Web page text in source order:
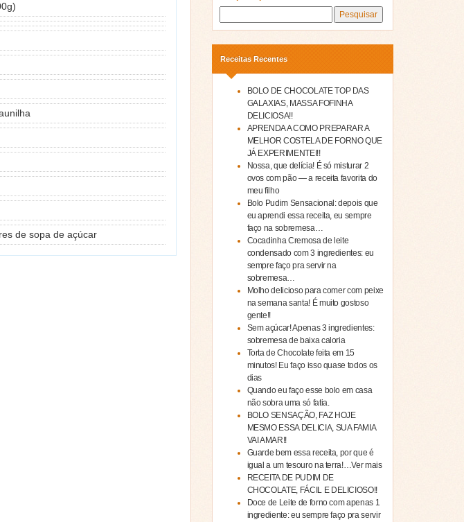
de sopa de açúcar
Receitas Recentes
BOLO DE CHOCOLATE TOP DAS
GALAXIAS, MASSA FOFINHA
DELICIOSA!!
APRENDA A COMO PREPARAR A
MELHOR COSTELA DE FORNO QUE
JÁ EXPERIMENTEI!!
Nossa, que delícia! É só misturar 2
ovos com pão — a receita favorita do
meu filho
Bolo Pudim Sensacional: depois que
eu aprendi essa receita, eu sempre
faço na sobremesa…
Cocadinha Cremosa de leite
condensado com 3 ingredientes: eu
sempre faço pra servir na
sobremesa…
Molho delicioso para comer com peixe
na semana santa! É muito gostoso
gente!!
Sem açúcar! Apenas 3 ingredientes:
sobremesa de baixa caloria
Torta de Chocolate feita em 15
minutos! Eu faço isso quase todos os
dias
Quando eu faço esse bolo em casa
não sobra uma só fatia.
BOLO SENSAÇÃO, FAZ HOJE
MESMO ESSA DELICIA, SUA FAMIA
VAI AMAR!!
Guarde bem essa receita, por que é
igual a um tesouro na terra!…Ver mais
RECEITA DE PUDIM DE
CHOCOLATE, FÁCIL E DELICIOSO!!
Doce de Leite de forno com apenas 1
ingrediente: eu sempre faço pra servir